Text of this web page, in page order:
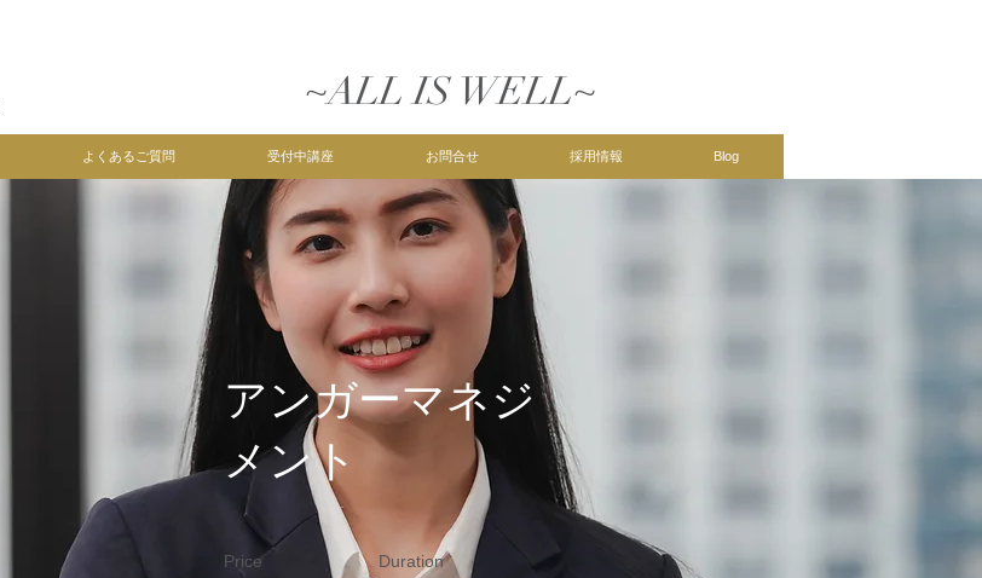
~ALL IS WELL~
よくあるご質問 受付中講座 お問合せ 採用情報 Blog
アンガーマネジ
メント
Price Duration